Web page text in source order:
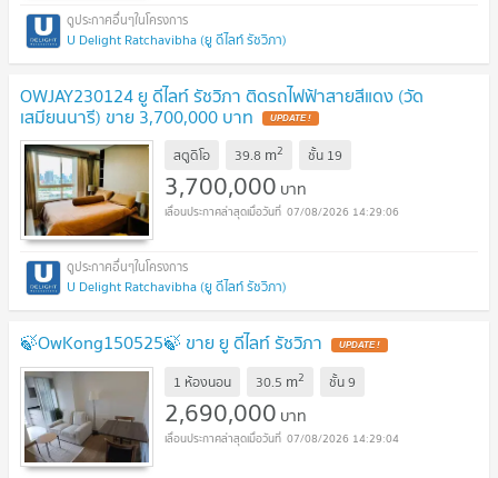
U Delight Ratchavibha (ยู ดีไลท์ รัชวิภา)
OWJAY230124 ยู ดีไลท์ รัชวิภา ติดรถไฟฟ้าสายสีแดง (วัด
เสมียนนารี) ขาย 3,700,000 บาท
สตูดิโอ 39.8 m2 ชั้น 19
3,700,000 บาท
07/08/2026 14:29:06
U Delight Ratchavibha (ยู ดีไลท์ รัชวิภา)
🍃OwKong150525🍃 ขาย ยู ดีไลท์ รัชวิภา
1 ห้องนอน 30.5 m2 ชั้น9
2,690,000 บาท
07/08/2026 14:29:04